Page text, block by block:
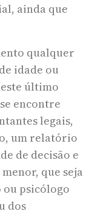
ainda que
qualquer
idade ou
último
encontre
legais,
um relatório
de decisão e
que seja
psicólogo
dos